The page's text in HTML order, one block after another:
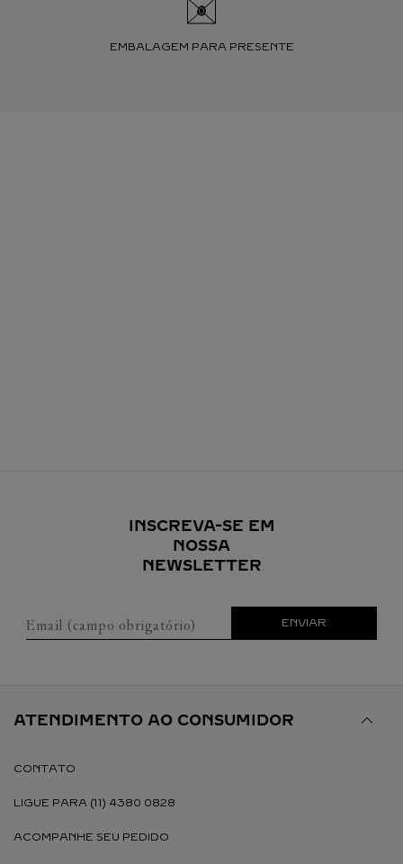
EMBALAGEM PARA PRESENTE
INSCREVA-SE EM
NOSSA
NEWSLETTER
Email (campo obrigatório) ENVIAR
ATENDIMENTO AO CONSUMIDOR
CONTATO
LIGUE PARA (11) 4380 0828
ACOMPANHE SEU PEDIDO